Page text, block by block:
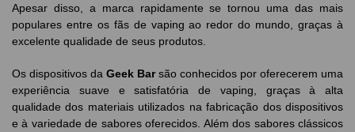
Apesar disso, a marca rapidamente se tornou uma das mais
populares entre os fãs de vaping ao redor do mundo, graças à
excelente qualidade de seus produtos.
Os dispositivos da Geek Barsão conhecidos por oferecerem uma
experiência suave e satisfatória de vaping, graças à alta
qualidade dos materiais utilizados na fabricação dos dispositivos
e à variedade de sabores oferecidos. Além dos sabores clássicos